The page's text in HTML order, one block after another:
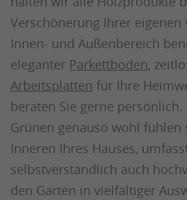
Verschönerung Ihrer eigenen
Innen- und Außenbereich
eleganter Parkettboden,
Arbeitsplatten für Ihre
beraten Sie gerne
Grünen genauso wohl fühlen
Inneren Ihres Hauses,
selbstverständlich auch
den Garten in vielfältiger